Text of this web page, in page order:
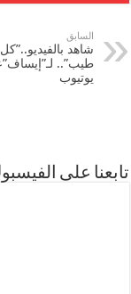
السابق
شاهد
طيب”..
يوتيوب
تابعنا على